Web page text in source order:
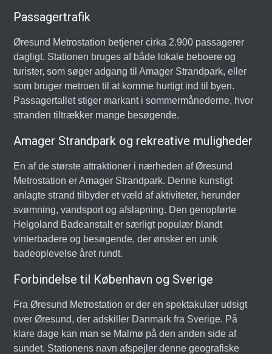
Passagertrafik
Øresund Metrostation betjener cirka 2.900 passagerer
dagligt. Stationen bruges af både lokale beboere og
turister, som søger adgang til Amager Strandpark, eller
som bruger metroen til at komme hurtigt ind til byen.
Passagertallet stiger markant i sommermånederne, hvor
stranden tiltrækker mange besøgende.
Amager Strandpark og rekreative muligheder
En af de største attraktioner i nærheden af Øresund
Metrostation er Amager Strandpark. Denne kunstigt
anlagte strand tilbyder et væld af aktiviteter, herunder
svømning, vandsport og afslapning. Den genopførte
Helgoland Badeanstalt er særligt populær blandt
vinterbadere og besøgende, der ønsker en unik
badeoplevelse året rundt.
Forbindelse til København og Sverige
Fra Øresund Metrostation er der en spektakulær udsigt
over Øresund, der adskiller Danmark fra Sverige. På
klare dage kan man se Malmø på den anden side af
sundet. Stationens navn afspejler denne geografiske